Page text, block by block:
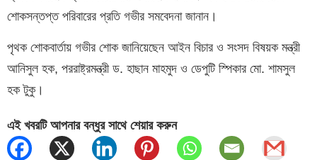
শোকসন্তপ্ত পরিবারের প্রতি গভীর সমবেদনা জানান।
পৃথক শোকবার্তায় গভীর শোক জানিয়েছেন আইন বিচার ও সংসদ বিষয়ক মন্ত্রী
আনিসুল হক, পররাষ্ট্রমন্ত্রী ড. হাছান মাহমুদ ও ডেপুটি স্পিকার মো. শামসুল
হক টুকু।
এই খবরটি আপনার বন্ধুর সাথে শেয়ার করুন